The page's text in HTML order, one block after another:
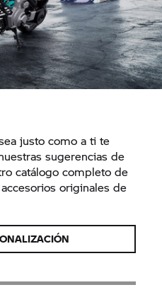
justo como a ti te
sugerencias de
catálogo completo de
originales de